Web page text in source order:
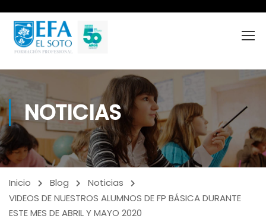
NOTICIAS
Inicio Blog
Noticias
VIDEOS DE NUESTROS ALUMNOS DE FP BÁSICA DURANTE
ESTE MES DE ABRIL Y MAYO 2020